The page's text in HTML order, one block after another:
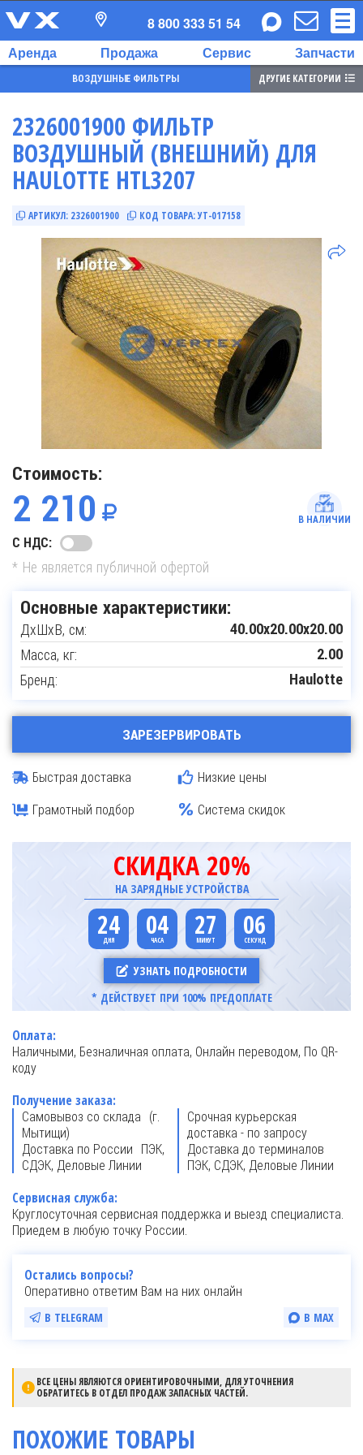
Аренда Продажа Сервис Запчасти
8 800 333 51 54
ВОЗДУШНЫЕ ФИЛЬТРЫ ДРУГИЕ КАТЕГОРИИ
2326001900 ФИЛЬТР
ВОЗДУШНЫЙ (ВНЕШНИЙ) ДЛЯ
HAULOTTE HTL3207
АРТИКУЛ: 2326001900 КОД ТОВАРА:УТ-017158
Стоимость:
2 210 В НАЛИЧИИ
С НДС:
* Не является публичной офертой
Основные характеристики:
ДxШxВ, см: 40.00x20.00x20.00
Масса, кг: 2.00
Бренд: Haulotte
ЗАРЕЗЕРВИРОВАТЬ
Быстрая доставка
Низкие цены
Грамотный подбор
Система скидок
СКИДКА 20%
НА ЗАРЯДНЫЕ УСТРОЙСТВА
24 04 27 06
УЗНАТЬ ПОДРОБНОСТИ
* ДЕЙСТВУЕТ ПРИ 100% ПРЕДОПЛАТЕ
Оплата:
Наличными, Безналичная оплата, Онлайн переводом, По QR-
коду
Получение заказа:
Самовывоз со склада (г.
Мытищи)
Срочная курьерская
доставка - по запросу
Доставка по России ПЭК,
СДЭК, Деловые Линии
Доставка до терминалов
ПЭК, СДЭК, Деловые Линии
Сервисная служба:
Круглосуточная сервисная поддержка и выезд специалиста.
Приедем в любую точку России.
Остались вопросы?
Оперативно ответим Вам на них онлайн
В TELEGRAM В MAX
ВСЕ ЦЕНЫ ЯВЛЯЮТСЯ ОРИЕНТИРОВОЧНЫМИ, ДЛЯ УТОЧНЕНИЯ
ОБРАТИТЕСЬ В ОТДЕЛ ПРОДАЖ ЗАПАСНЫХ ЧАСТЕЙ.
ПОХОЖИЕ ТОВАРЫ